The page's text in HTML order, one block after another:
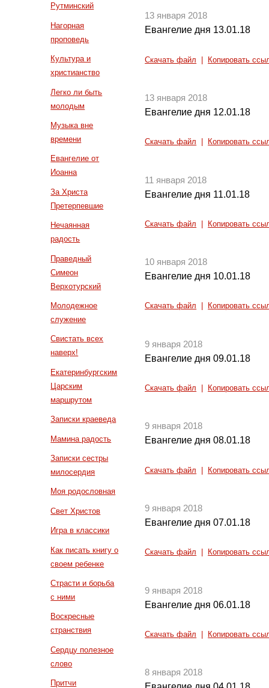
Рутминский
Нагорная
проповедь
Культура и
христианство
Легко ли быть
молодым
Музыка вне
времени
Евангелие от
Иоанна
За Христа
Претерпевшие
Нечаянная
радость
Праведный
Симеон
Верхотурский
Молодежное
служение
Свистать всех
наверх!
Екатеринбургским
Царским
маршрутом
Записки краеведа
Мамина радость
Записки сестры
милосердия
Моя родословная
Свет Христов
Игра в классики
Как писать книгу о
своем ребенке
Страсти и борьба
с ними
Воскресные
странствия
Сердцу полезное
слово
Притчи
13 января 2018
Евангелие дня 13.01.18
Скачать файл Копировать
13 января 2018
Евангелие дня 12.01.18
Скачать файл Копировать
11 января 2018
Евангелие дня 11.01.18
Скачать файл Копировать
10 января 2018
Евангелие дня 10.01.18
Скачать файл Копировать
9 января 2018
Евангелие дня 09.01.18
Скачать файл Копировать
9 января 2018
Евангелие дня 08.01.18
Скачать файл Копировать
9 января 2018
Евангелие дня 07.01.18
Скачать файл Копировать
9 января 2018
Евангелие дня 06.01.18
Скачать файл Копировать
8 января 2018